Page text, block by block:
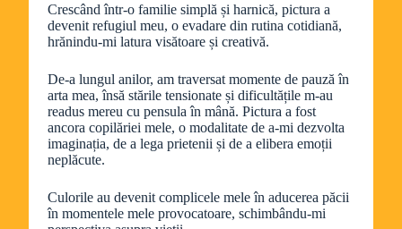
Crescând într-o familie simplă și harnică, pictura a
devenit refugiul meu, o evadare din rutina cotidiană,
hrănindu-mi latura visătoare și creativă.
De-a lungul anilor, am traversat momente de pauză în
arta mea, însă stările tensionate și dificultățile m-au
readus mereu cu pensula în mână. Pictura a fost
ancora copilăriei mele, o modalitate de a-mi dezvolta
imaginația, de a lega prietenii și de a elibera emoții
neplăcute.
Culorile au devenit complicele mele în aducerea păcii
în momentele mele provocatoare, schimbându-mi